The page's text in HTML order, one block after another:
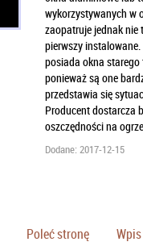
wykorzystywanych w
zaopatruje jednak nie
pierwszy
posiada okna starego
ponieważ są one
przedstawia się
Producent dostarcza
oszczędności na
Dodane: 2017-12-15
Poleć stronę